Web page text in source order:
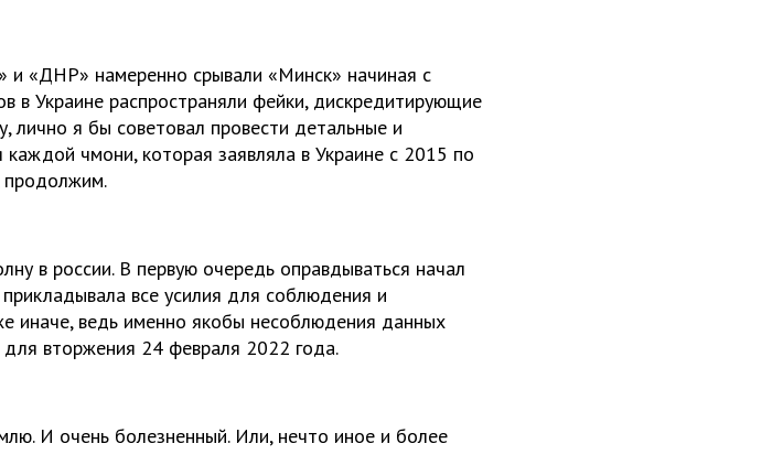
«ДНР» намеренно срывали «Минск» начиная с
в Украине распространяли фейки, дискредитирующие
лично я бы советовал провести детальные и
чмони, которая заявляла в Украине с 2015 по
продолжим.
в россии. В первую очередь оправдываться начал
все усилия для соблюдения и
иначе, ведь именно якобы несоблюдения данных
вторжения 24 февраля 2022 года.
И очень болезненный. Или, нечто иное и более